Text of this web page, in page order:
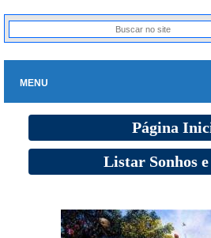
MENU
Página
Listar Sonhos e